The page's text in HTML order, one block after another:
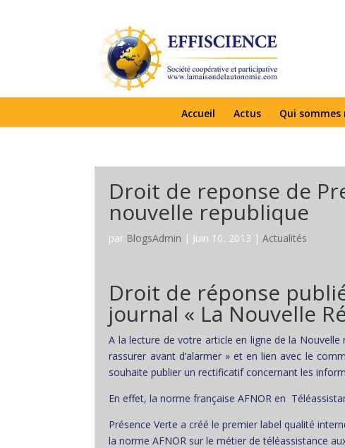
Accueil Actus Qui sommes
Droit de reponse de
nouvelle republique
par BlogsAdmin | Juin 10, 2013 |Actualités
Droit de réponse
journal « La Nouvelle
A la lecture de votre article en ligne de la
rassurer avant d’alarmer » et en lien avec le
souhaite publier un rectificatif concernant les
En effet, la norme française AFNOR en
Présence Verte a créé le premier label qualité
la norme AFNOR sur le métier de téléassistance